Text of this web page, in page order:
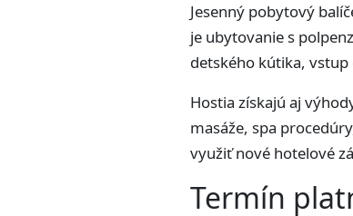
Jesenný pobytový
je ubytovanie s
detského kútika,
Hostia získajú aj
masáže, spa
využiť nové hotelové
Termín